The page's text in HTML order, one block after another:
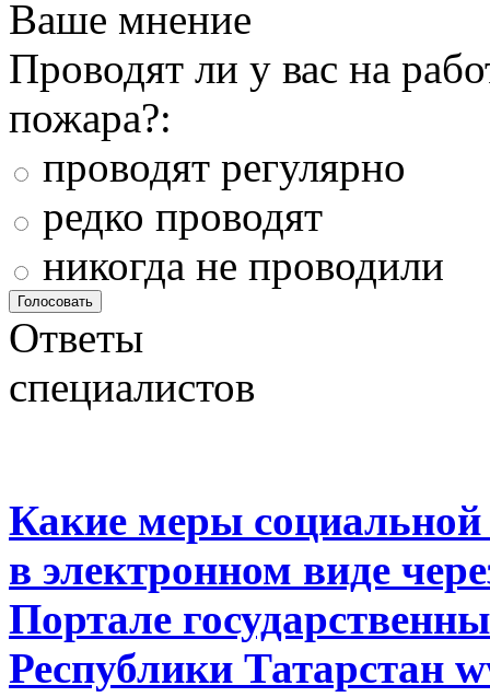
Ваше мнение
Проводят ли у вас на
пожара?:
проводят регулярно
редко проводят
никогда не проводили
Ответы
специалистов
Какие меры
в электронном виде
Портале
Республики Татарстан